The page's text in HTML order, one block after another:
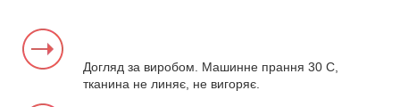
Догляд за виробом. Машинне прання 30 С,
тканина не линяє, не вигоряє.